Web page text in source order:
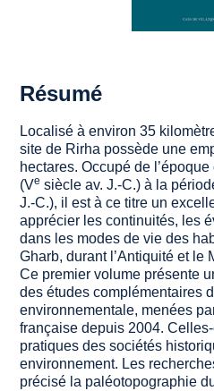
Résumé
Localisé à environ 35
site de Rirha possède une
hectares. Occupé de
(Ve siècle av. J.-C.) à la
J.-C.), il est à ce titre un
apprécier les continuités, les
dans les modes de vie des
Gharb, durant l’Antiquité et le
Ce premier volume présente
des études complémentaires
environnementale, menées
française depuis 2004.
pratiques des sociétés
environnement. Les
précisé la paléotopographie